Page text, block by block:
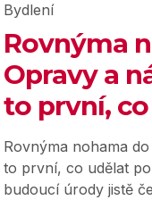
Bydlení
Rovnýma
Opravy a
to první,
Rovnýma nohama
to první, co udělat
budoucí úrody jistě